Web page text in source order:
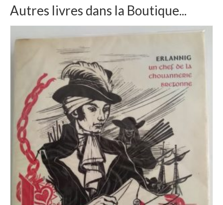
Autres livres dans la Boutique...